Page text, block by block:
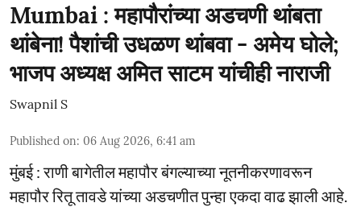
Mumbai : महापौरांच्या अडचणी थांबता
थांबेना! पैशांची उधळण थांबवा - अमेय घोले;
भाजप अध्यक्ष अमित साटम यांचीही नाराजी
Swapnil S
Published on: 06 Aug 2026, 6:41 am
मुंबई : राणी बागेतील महापौर बंगल्याच्या नूतनीकरणावरून
महापौर रितू तावडे यांच्या अडचणीत पुन्हा एकदा वाढ झाली आहे.